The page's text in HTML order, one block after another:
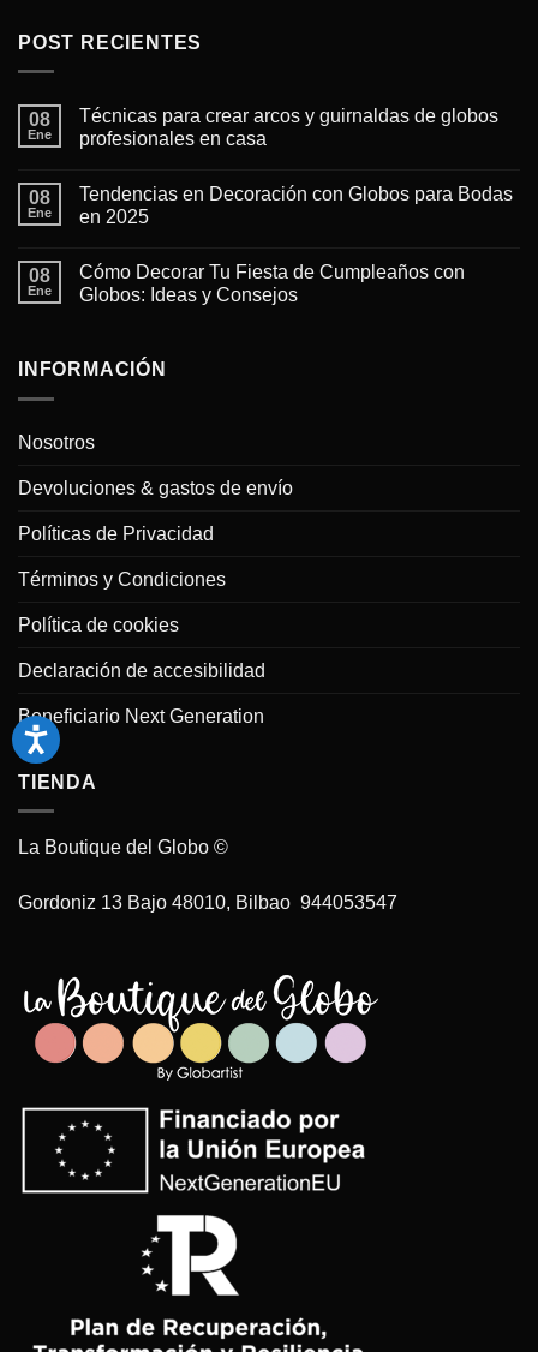
POST RECIENTES
08
Ene
Técnicas para crear arcos y guirnaldas de globos
profesionales en casa
comentarios
Técnicas
arcos
y
guirnaldas
en
casa
08
Ene
Tendencias en Decoración con Globos para Bodas
en 2025
comentarios
en
Tendencias
Globos
para
08
Ene
Cómo Decorar Tu Fiesta de Cumpleaños con
Globos: Ideas y Consejos
en
Cómo
de
Globos:
Consejos
INFORMACIÓN
Nosotros
Devoluciones & gastos de envío
Políticas de Privacidad
Términos y Condiciones
Política de cookies
Declaración de accesibilidad
Beneficiario Next Generation
TIENDA
La Boutique del Globo ©
Gordoniz 13 Bajo 48010, Bilbao 944053547